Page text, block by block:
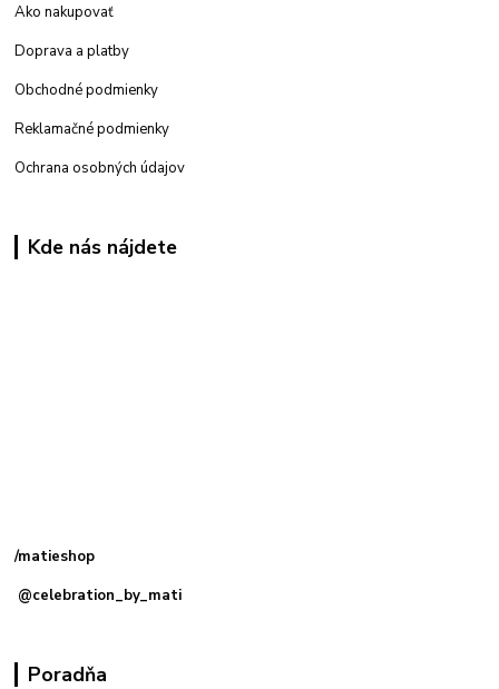
Ako nakupovať
Doprava a platby
Obchodné podmienky
Reklamačné podmienky
Ochrana osobných údajov
Kde nás nájdete
/matieshop
@celebration_by_mati
Poradňa